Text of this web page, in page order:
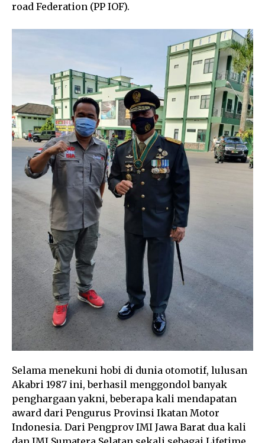
road Federation (PP IOF).
Selama menekuni hobi di dunia otomotif, lulusan
Akabri 1987 ini, berhasil menggondol banyak
penghargaan yakni, beberapa kali mendapatan
award dari Pengurus Provinsi Ikatan Motor
Indonesia. Dari Pengprov IMI Jawa Barat dua kali